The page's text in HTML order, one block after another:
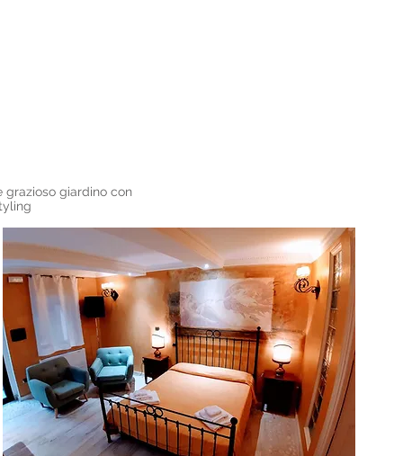
grazioso giardino con